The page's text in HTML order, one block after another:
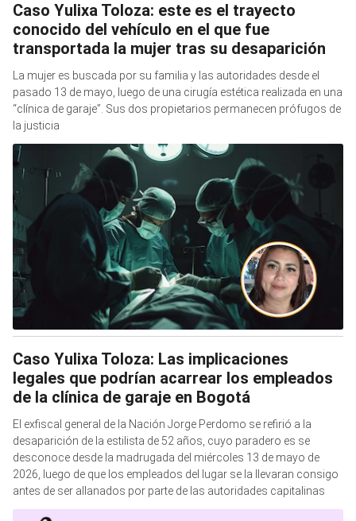
Caso Yulixa Toloza: este es el trayecto
conocido del vehículo en el que fue
transportada la mujer tras su desaparición
La mujer es buscada por su familia y las autoridades desde el
pasado 13 de mayo, luego de una cirugía estética realizada en una
“clínica de garaje”. Sus dos propietarios permanecen prófugos de
la justicia
Caso Yulixa Toloza: Las implicaciones
legales que podrían acarrear los empleados
de la clínica de garaje en Bogotá
El exfiscal general de la Nación Jorge Perdomo se refirió a la
desaparición de la estilista de 52 años, cuyo paradero es se
desconoce desde la madrugada del miércoles 13 de mayo de
2026, luego de que los empleados del lugar se la llevaran consigo
antes de ser allanados por parte de las autoridades capitalinas